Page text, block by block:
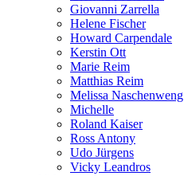
Giovanni Zarrella
Helene Fischer
Howard Carpendale
Kerstin Ott
Marie Reim
Matthias Reim
Melissa Naschenweng
Michelle
Roland Kaiser
Ross Antony
Udo Jürgens
Vicky Leandros